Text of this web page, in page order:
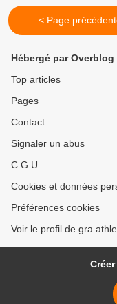
< Page
Hébergé par Overblog
Top articles
Pages
Contact
Signaler un abus
C.G.U.
Cookies et données
Préférences cookies
Voir le profil de